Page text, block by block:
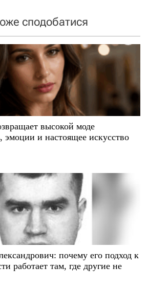
сподобатися
высокой моде
эмоции и настоящее искусство
почему его подход к
работает там, где другие не